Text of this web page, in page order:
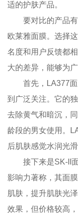
适的护肤产品。
要对比的产品有
欧莱雅面膜。选择
名度和用户反馈都
大的差异，能够为
首先，LA377面
到广泛关注。它的
去除黄气和暗沉，
龄段的男女使用。
后肌肤感觉水润光滑
接下来是SK-II面
影响力著称，其面
肌肤，提升肌肤光
效果，但价格较高